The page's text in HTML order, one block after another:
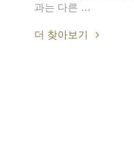
과는 다른 …
더 찾아보기